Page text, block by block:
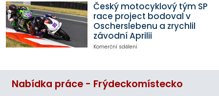
Český motocyklový tým SP
race project bodoval v
Oscherslebenu a zrychlil
závodní Aprilii
Komerční sdělení
Nabídka práce - Frýdeckomístecko